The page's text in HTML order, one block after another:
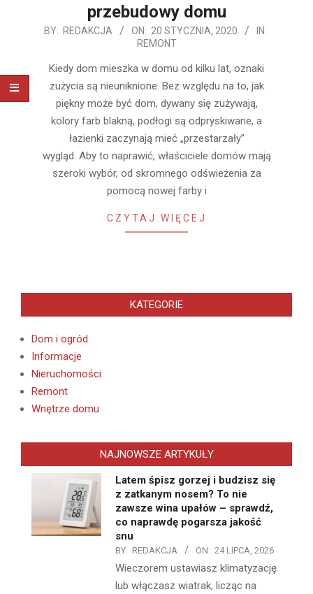
przebudowy domu
2020-
20
BY: REDAKCJA ON: 20 STYCZNIA, 2020
IN:
REMONT
Kiedy dom mieszka w domu od kilku lat, oznaki
zużycia są nieuniknione. Bez względu na to, jak
piękny może być dom, dywany się zużywają,
kolory farb blakną, podłogi są odpryskiwane, a
łazienki zaczynają mieć „przestarzały”
wygląd. Aby to naprawić, właściciele domów mają
szeroki wybór, od skromnego odświeżenia za
pomocą nowej farby i
CZYTAJ WIĘCEJ
KATEGORIE
Dom i ogród
Informacje
Nieruchomości
Remont
Wnętrze domu
NAJNOWSZE ARTYKUŁY
Latem śpisz gorzej i budzisz się
z zatkanym nosem? To nie
zawsze wina upałów – sprawdź,
co naprawdę pogarsza jakość
snu
BY: REDAKCJA ON: 24 LIPCA, 2026
Wieczorem ustawiasz klimatyzację
lub włączasz wiatrak, licząc na